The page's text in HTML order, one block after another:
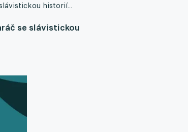
historií...
se slávistickou